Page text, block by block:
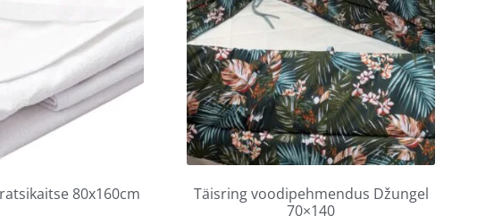
80x160cm
Täisring voodipehmendus Džungel
70×140